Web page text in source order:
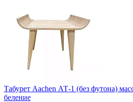
Табурет Aachen АТ-1 (без футона)
беление